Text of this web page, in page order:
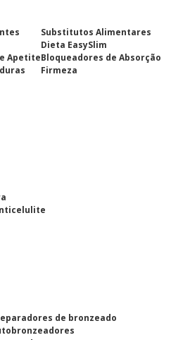
Apetite
Substitutos Alimentares
Dieta EasySlim
Bloqueadores de Absorção
Firmeza
de bronzeado